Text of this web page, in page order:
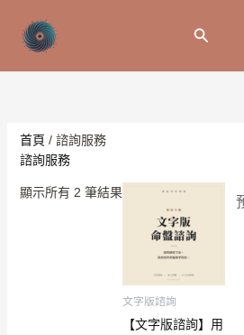
要
搜
首頁 / 諮詢服務
諮詢服務
顯示所有 2 筆結果
文字版諮詢
【文字版諮詢】用